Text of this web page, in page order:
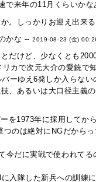
で来年の11月くらいか
。しっかりお迎え出来
かな --2019-08-23 (金)
だけど、少なくとも
カで次元大介の愛銃
ーゆえ6発しか入らな
、あるいは大口径主義
を1973年に採用してか
のは絶対にNGだから
だに実戦で使われて
入隊した新兵への訓練